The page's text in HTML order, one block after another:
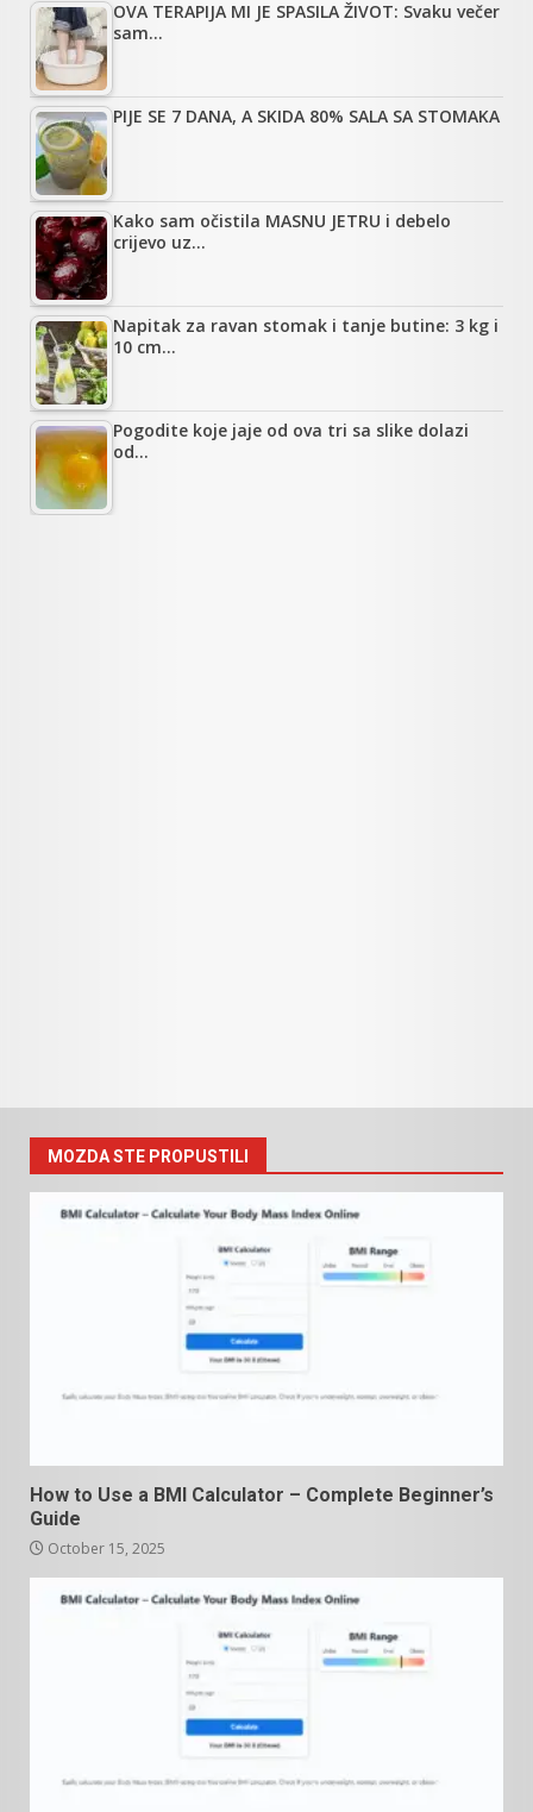
OVA TERAPIJA MI JE SPASILA ŽIVOT: Svaku večer
sam…
PIJE SE 7 DANA, A SKIDA 80% SALA SA STOMAKA
Kako sam očistila MASNU JETRU i debelo
crijevo uz…
Napitak za ravan stomak i tanje butine: 3 kg i
10 cm…
Pogodite koje jaje od ova tri sa slike dolazi
od…
MOZDA STE PROPUSTILI
How to Use a BMI Calculator – Complete Beginner’s
Guide
October 15, 2025